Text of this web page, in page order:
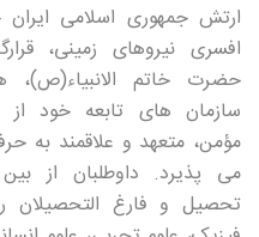
ارتش جمهوری اسلامی
افسری نیروهای زمینی،
حضرت خاتم الانبیاء(ص)،
سازمان های تابعه خود از
مؤمن، متعهد و علاقمند به
می پذیرد. داوطلبان از
تحصیل و فارغ التحصیلان